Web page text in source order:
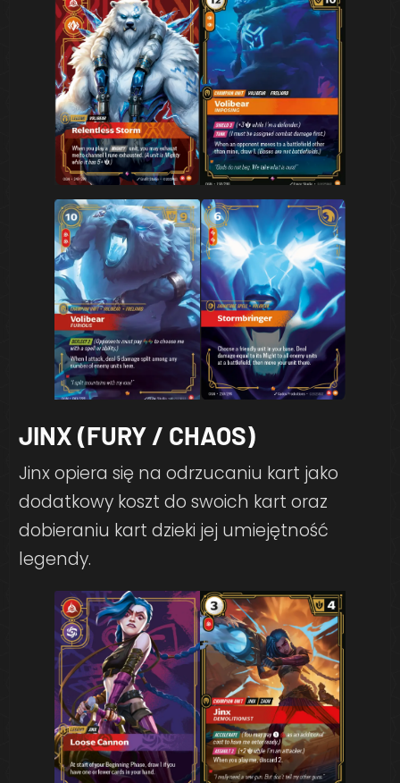
JINX (FURY / CHAOS)
Jinx opiera się na odrzucaniu kart jako
dodatkowy koszt do swoich kart oraz
dobieraniu kart dzieki jej umiejętność
legendy.